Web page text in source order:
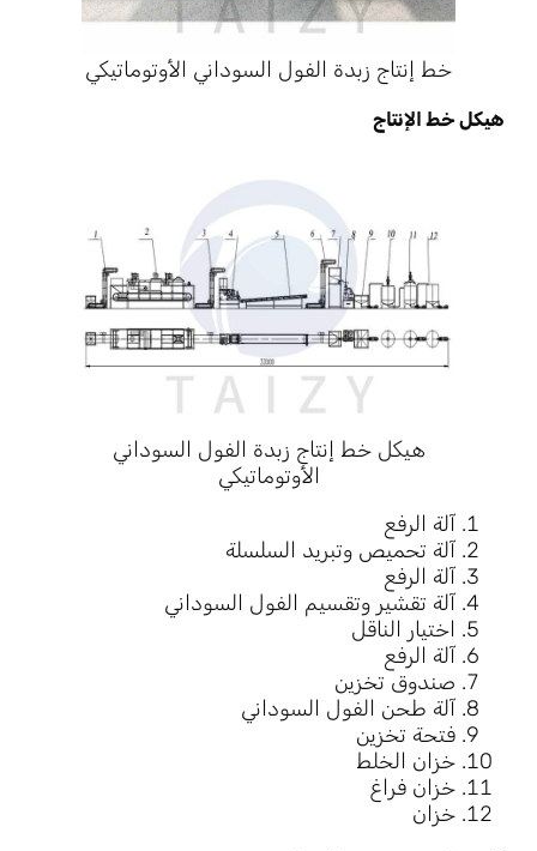
خط إنتاج زبدة الفول السوداني الأوتوماتيكي
هيكل خط الإنتاج
هيكل خط إنتاج زبدة الفول السوداني
الأوتوماتيكي
آلة الرفع
آلة تحميص وتبريد السلسلة
آلة الرفع
آلة تقشير وتقسيم الفول السوداني
اختيار الناقل
آلة الرفع
صندوق تخزين
آلة طحن الفول السوداني
فتحة تخزين
خزان الخلط
خزان فراغ
خزان